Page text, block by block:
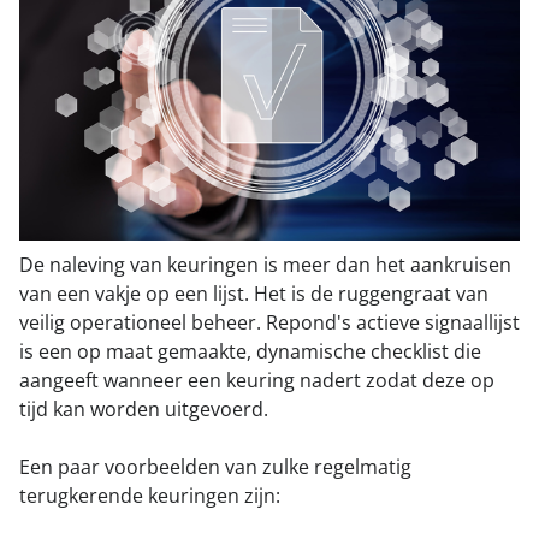
015 251 22 10 Contact
De naleving van keuringen is meer dan het aankruisen
van een vakje op een lijst. Het is de ruggengraat van
veilig operationeel beheer. Repond's actieve signaallijst
is een op maat gemaakte, dynamische checklist die
aangeeft wanneer een keuring nadert zodat deze op
tijd kan worden uitgevoerd.
Een paar voorbeelden van zulke regelmatig
terugkerende keuringen zijn: